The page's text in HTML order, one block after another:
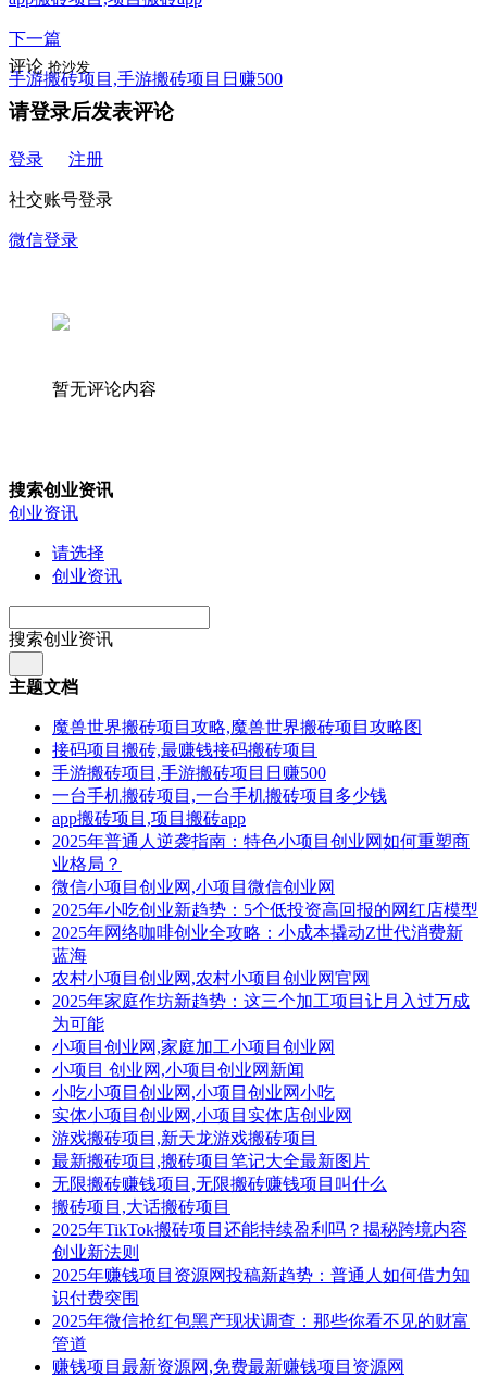
下一篇
手游搬砖项目,手游搬砖项目日赚500
评论 抢沙发
请登录后发表评论
登录 注册
社交账号登录
微信登录
暂无评论内容
搜索创业资讯
创业资讯
请选择
创业资讯
搜索创业资讯
主题文档
魔兽世界搬砖项目攻略,魔兽世界搬砖项目攻略图
接码项目搬砖,最赚钱接码搬砖项目
手游搬砖项目,手游搬砖项目日赚500
一台手机搬砖项目,一台手机搬砖项目多少钱
app搬砖项目,项目搬砖app
2025年普通人逆袭指南：特色小项目创业网如何重塑商
业格局？
微信小项目创业网,小项目微信创业网
2025年小吃创业新趋势：5个低投资高回报的网红店模型
2025年网络咖啡创业全攻略：小成本撬动Z世代消费新
蓝海
农村小项目创业网,农村小项目创业网官网
2025年家庭作坊新趋势：这三个加工项目让月入过万成
为可能
小项目创业网,家庭加工小项目创业网
小项目 创业网,小项目创业网新闻
小吃小项目创业网,小项目创业网小吃
实体小项目创业网,小项目实体店创业网
游戏搬砖项目,新天龙游戏搬砖项目
最新搬砖项目,搬砖项目笔记大全最新图片
无限搬砖赚钱项目,无限搬砖赚钱项目叫什么
搬砖项目,大话搬砖项目
2025年TikTok搬砖项目还能持续盈利吗？揭秘跨境内容
创业新法则
2025年赚钱项目资源网投稿新趋势：普通人如何借力知
识付费突围
2025年微信抢红包黑产现状调查：那些你看不见的财富
管道
赚钱项目最新资源网,免费最新赚钱项目资源网